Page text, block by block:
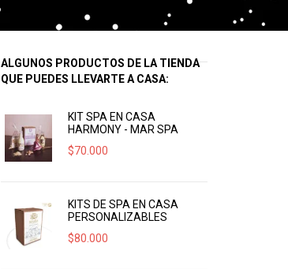
ALGUNOS PRODUCTOS DE LA TIENDA
QUE PUEDES LLEVARTE A CASA:
KIT SPA EN CASA
HARMONY - MAR SPA
$70.000
KITS DE SPA EN CASA
PERSONALIZABLES
$80.000